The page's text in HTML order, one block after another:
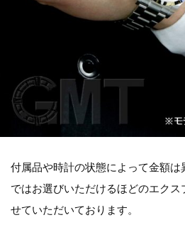
付属品や時計の状態によって金額
ではお選びいただけるほどのエク
せていただいております。